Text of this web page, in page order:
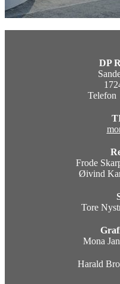
DP
Telefon
Frode
Øivind
Tore
Mona
Harald